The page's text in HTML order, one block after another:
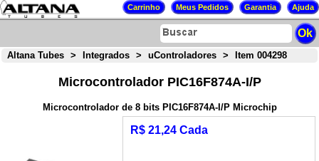
Altana Tubes > Integrados > uControladores > Item 004298
Microcontrolador PIC16F874A-I/P
Microcontrolador de 8 bits PIC16F874A-I/P Microchip
R$ 21,24 Cada